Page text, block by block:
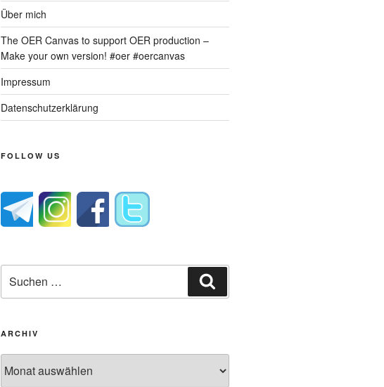
Über mich
The OER Canvas to support OER production –
Make your own version! #oer #oercanvas
Impressum
Datenschutzerklärung
FOLLOW US
nach:
ARCHIV